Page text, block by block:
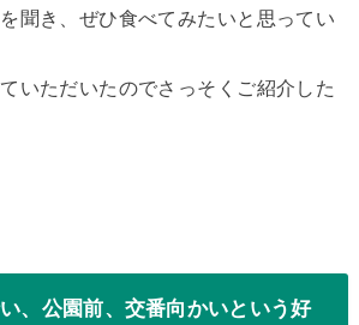
聞き、ぜひ食べてみたいと思ってい
いただいたのでさっそくご紹介した
、公園前、交番向かいという好